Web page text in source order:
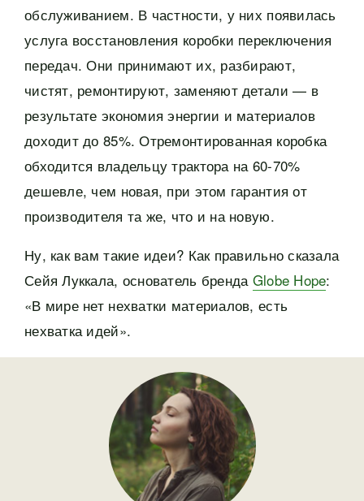
обслуживанием. В частности, у них появилась
услуга восстановления коробки переключения
передач. Они принимают их, разбирают,
чистят, ремонтируют, заменяют детали — в
результате экономия энергии и материалов
доходит до 85%. Отремонтированная коробка
обходится владельцу трактора на 60-70%
дешевле, чем новая, при этом гарантия от
производителя та же, что и на новую.
Ну, как вам такие идеи? Как правильно сказала
Сейя Луккала, основатель бренда Globe Hope:
«В мире нет нехватки материалов, есть
нехватка идей».